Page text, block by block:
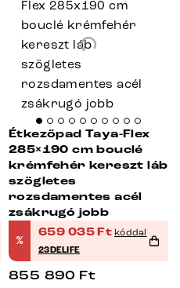
Étkezőpad Taya-Flex
285×190 cm bouclé
krémfehér kereszt láb
szögletes
rozsdamentes acél
zsákrugó jobb
%
659 035Ft kóddal
23DELIFE
855 890 Ft